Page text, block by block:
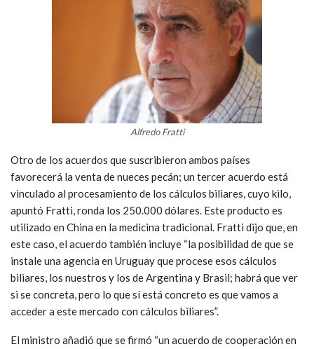
Alfredo Fratti
Otro de los acuerdos que suscribieron ambos países
favorecerá la venta de nueces pecán; un tercer acuerdo está
vinculado al procesamiento de los cálculos biliares, cuyo kilo,
apuntó Fratti, ronda los 250.000 dólares. Este producto es
utilizado en China en la medicina tradicional. Fratti dijo que, en
este caso, el acuerdo también incluye “la posibilidad de que se
instale una agencia en Uruguay que procese esos cálculos
biliares, los nuestros y los de Argentina y Brasil; habrá que ver
si se concreta, pero lo que sí está concreto es que vamos a
acceder a este mercado con cálculos biliares”.
El ministro añadió que se firmó “un acuerdo de cooperación en